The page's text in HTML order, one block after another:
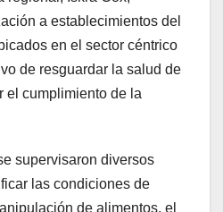
a establecimientos del
en el sector céntrico
de resguardar la salud de
el cumplimiento de la
supervisaron diversos
las condiciones de
de alimentos, el